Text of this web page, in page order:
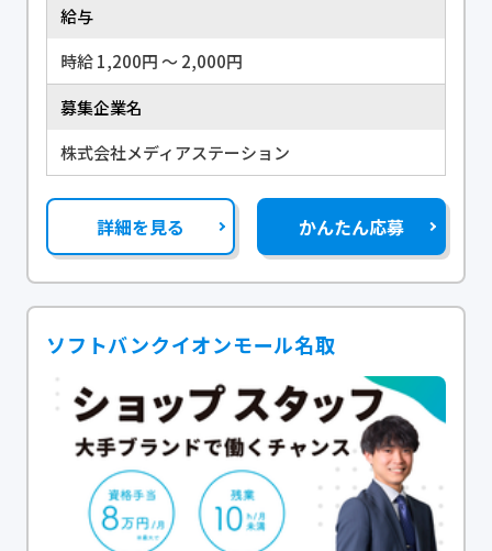
給与
時給 1,200円 〜 2,000円
募集企業名
株式会社メディアステーション
詳細を見る かんたん応募
ソフトバンクイオンモール名取